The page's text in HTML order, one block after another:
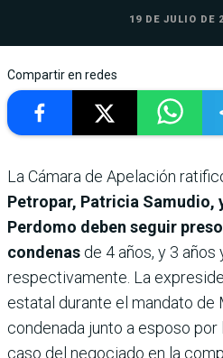
19 DE JULIO DE
Compartir en redes
La Cámara de Apelación
Petropar, Patricia Samudio,
Perdomo deben seguir
condenas de 4 años, y 3 años
respectivamente. La
estatal durante el mandato de
condenada junto a esposo
caso del negociado en la